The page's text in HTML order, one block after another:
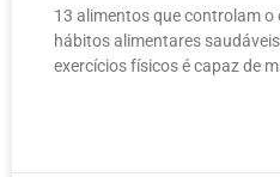
13 alimentos que controlam o
hábitos alimentares
exercícios físicos é capaz de